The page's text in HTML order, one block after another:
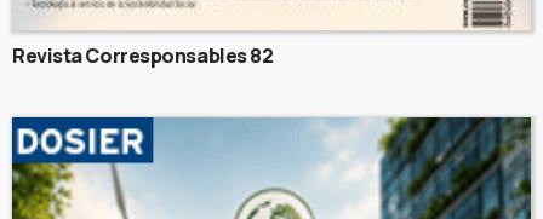
Revista Corresponsables 82